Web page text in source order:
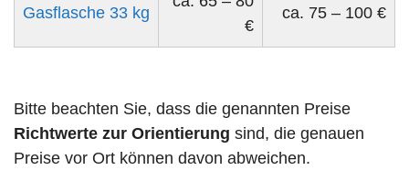
Gasflasche 33 kg
€
ca. 75 – 100 €
Bitte beachten Sie, dass die genannten Preise
Richtwerte zur Orientierung sind, die genauen
Preise vor Ort können davon abweichen.